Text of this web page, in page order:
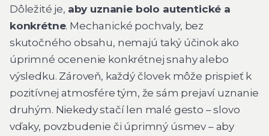
Dôležité je, aby uznanie bolo autentické a
konkrétne. Mechanické pochvaly, bez
skutočného obsahu, nemajú taký účinok ako
úprimné ocenenie konkrétnej snahy alebo
výsledku. Zároveň, každý človek môže prispieť k
pozitívnej atmosfére tým, že sám prejaví uznanie
druhým. Niekedy stačí len malé gesto – slovo
vďaky, povzbudenie či úprimný úsmev – aby